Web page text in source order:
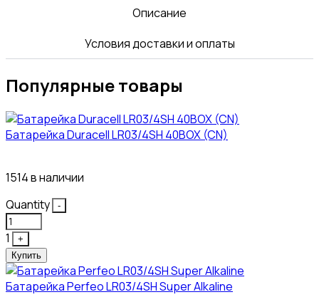
Описание
Условия доставки и оплаты
Популярные товары
Батарейка Duracell LR03/4SH 40BOX (CN)
1514 в наличии
Quantity
-
1
+
Купить
Батарейка Perfeo LR03/4SH Super Alkaline